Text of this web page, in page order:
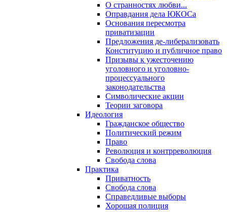
О странностях любви...
Оправдания дела ЮКОСа
Основания пересмотра
приватизации
Предложения де-либерализовать
Конституцию и публичное право
Призывы к ужесточению
уголовного и уголовно-
процессуального
законодательства
Символические акции
Теории заговора
Идеология
Гражданское общество
Политический режим
Право
Революция и контрреволюция
Свобода слова
Практика
Приватность
Свобода слова
Справедливые выборы
Хорошая полиция